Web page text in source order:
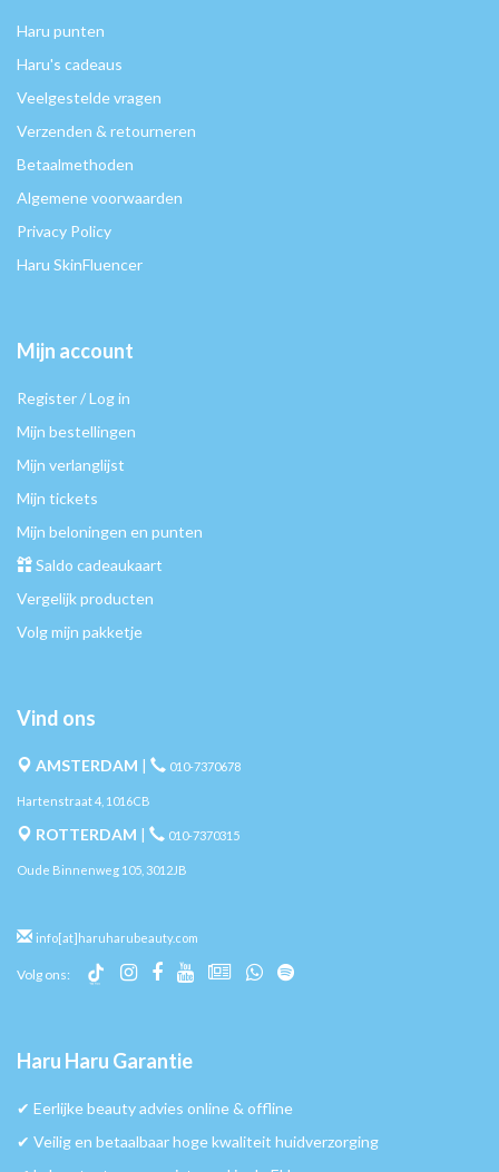
Haru punten
Haru's cadeaus
Veelgestelde vragen
Verzenden & retourneren
Betaalmethoden
Algemene voorwaarden
Privacy Policy
Haru SkinFluencer
Mijn account
Register / Log in
Mijn bestellingen
Mijn verlanglijst
Mijn tickets
Mijn beloningen en punten
Saldo cadeaukaart
Vergelijk producten
Volg mijn pakketje
Vind ons
AMSTERDAM | 010-7370678
Hartenstraat 4, 1016CB
ROTTERDAM | 010-7370315
Oude Binnenweg 105, 3012JB
info[at]haruharubeauty.com
Volg ons:
Haru Haru Garantie
✔︎ Eerlijke beauty advies online & offline
✔︎ Veilig en betaalbaar hoge kwaliteit huidverzorging